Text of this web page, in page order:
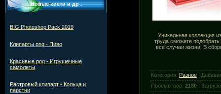
Новые кисти и др .
BIG Photoshop Pack 2019
Клипарты png - Пиво
Красивые png - Игрушечные
самолеты
Растровый клипарт - Кольца и
перстни
Уникальная коллекция
труда сможете
все случаи жизни. В
Категория: Разное |
Просмотров: 2180 |